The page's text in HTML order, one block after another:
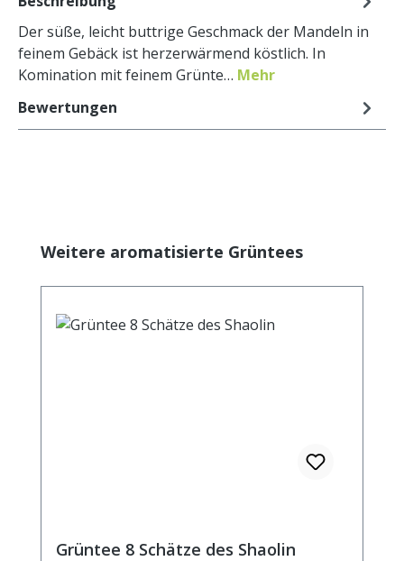
Der süße, leicht buttrige Geschmack der Mandeln in
feinem Gebäck ist herzerwärmend köstlich. In
Komination mit feinem Grünte… Mehr
Bewertungen
Produktgalerie überspringen
Weitere aromatisierte Grüntees
Grüntee 8 Schätze des Shaolin